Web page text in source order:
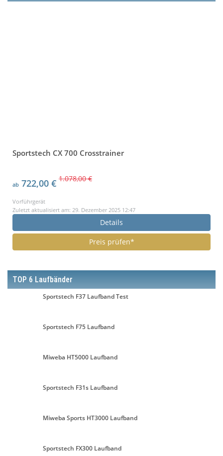
Sportstech CX 700 Crosstrainer
ab 722,00 € 1.078,00 €
Vorführgerät
Zuletzt aktualisiert am: 29. Dezember 2025 12:47
Details
Preis prüfen*
TOP 6 Laufbänder
Sportstech F37 Laufband Test
Sportstech F75 Laufband
Miweba HT5000 Laufband
Sportstech F31s Laufband
Miweba Sports HT3000 Laufband
Sportstech FX300 Laufband